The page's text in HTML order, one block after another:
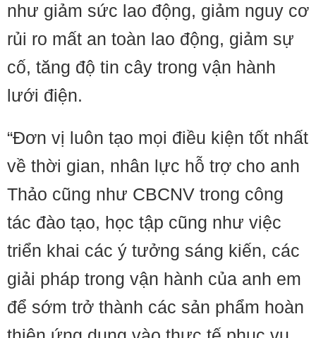
như giảm sức lao động, giảm nguy cơ
rủi ro mất an toàn lao động, giảm sự
cố, tăng độ tin cây trong vận hành
lưới điện.
“Đơn vị luôn tạo mọi điều kiện tốt nhất
về thời gian, nhân lực hỗ trợ cho anh
Thảo cũng như CBCNV trong công
tác đào tạo, học tập cũng như việc
triển khai các ý tưởng sáng kiến, các
giải pháp trong vận hành của anh em
để sớm trở thành các sản phẩm hoàn